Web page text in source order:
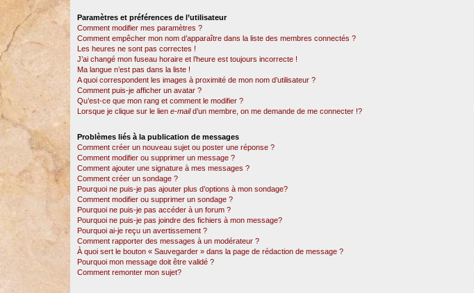
Paramètres et préférences de l’utilisateur
Comment modifier mes paramètres ?
Comment empêcher mon nom d’apparaître dans la liste des membres connectés ?
Les heures ne sont pas correctes !
J’ai changé mon fuseau horaire et l’heure est toujours incorrecte !
Ma langue n’est pas dans la liste !
A quoi correspondent les images à proximité de mon nom d’utilisateur ?
Comment puis-je afficher un avatar ?
Qu’est-ce que mon rang et comment le modifier ?
Lorsque je clique sur le lien e-maild’un membre, on me demande de me connecter !?
Problèmes liés à la publication de messages
Comment créer un nouveau sujet ou poster une réponse ?
Comment modifier ou supprimer un message ?
Comment ajouter une signature à mes messages ?
Comment créer un sondage ?
Pourquoi ne puis-je pas ajouter plus d’options à mon sondage?
Comment modifier ou supprimer un sondage ?
Pourquoi ne puis-je pas accéder à un forum ?
Pourquoi ne puis-je pas joindre des fichiers à mon message?
Pourquoi ai-je reçu un avertissement ?
Comment rapporter des messages à un modérateur ?
À quoi sert le bouton « Sauvegarder » dans la page de rédaction de message ?
Pourquoi mon message doit être validé ?
Comment remonter mon sujet?